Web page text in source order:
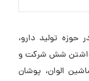
تولید دارو،
داشتن شش شرکت و
الوان، پوشان